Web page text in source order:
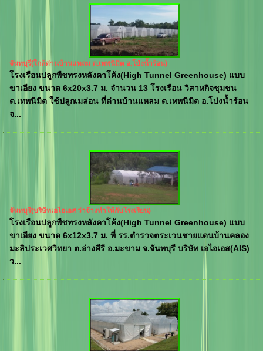
จันทบุรี(ใกล้ด่านบ้านแหลม ต.เทพนิมิต อ.โป่งน้ำร้อน)
โรงเรือนปลูกพืชทรงหลังคาโค้ง(High Tunnel Greenhouse) แบบ
ขาเอียง ขนาด 6x20x3.7 ม. จำนวน 13 โรงเรือน วิสาหกิจชุมชน
ต.เทพนิมิต ใช้ปลูกเมล่อน ที่ด่านบ้านแหลม ต.เทพนิมิต อ.โป่งน้ำร้อน
จ...
จันทบุรี(บริษัทเอไอเอส ว่าจ้างทำให้กับโรงเรียน)
โรงเรือนปลูกพืชทรงหลังคาโค้ง(High Tunnel Greenhouse) แบบ
ขาเอียง ขนาด 6x12x3.7 ม. ที่ รร.ตำรวจตระเวนชายแดนบ้านคลอง
มะลิประเวศวิทยา ต.อ่างคีรี อ.มะขาม จ.จันทบุรี บริษัท เอไอเอส(AIS)
ว...